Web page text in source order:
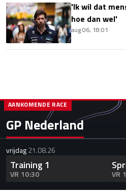
'Ik wil dat
hoe dan wel'
aug 06, 18:01
GP Nederland
AANKOMENDE RACE
vrijdag21.08.26
Training 1
VR 10:30 VR